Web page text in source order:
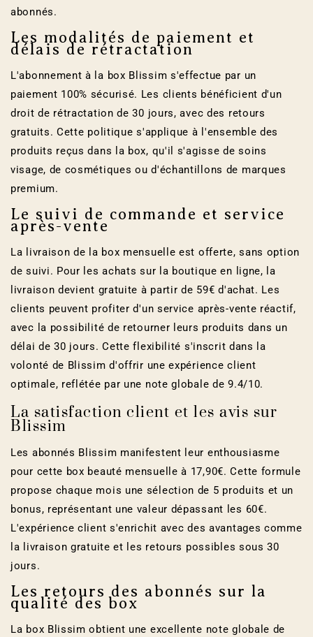
abonnés.
Les modalités de paiement et
délais de rétractation
L'abonnement à la box Blissim s'effectue par un
paiement 100% sécurisé. Les clients bénéficient d'un
droit de rétractation de 30 jours, avec des retours
gratuits. Cette politique s'applique à l'ensemble des
produits reçus dans la box, qu'il s'agisse de soins
visage, de cosmétiques ou d'échantillons de marques
premium.
Le suivi de commande et service
après-vente
La livraison de la box mensuelle est offerte, sans option
de suivi. Pour les achats sur la boutique en ligne, la
livraison devient gratuite à partir de 59€ d'achat. Les
clients peuvent profiter d'un service après-vente réactif,
avec la possibilité de retourner leurs produits dans un
délai de 30 jours. Cette flexibilité s'inscrit dans la
volonté de Blissim d'offrir une expérience client
optimale, reflétée par une note globale de 9.4/10.
La satisfaction client et les avis sur
Blissim
Les abonnés Blissim manifestent leur enthousiasme
pour cette box beauté mensuelle à 17,90€. Cette formule
propose chaque mois une sélection de 5 produits et un
bonus, représentant une valeur dépassant les 60€.
L'expérience client s'enrichit avec des avantages comme
la livraison gratuite et les retours possibles sous 30
jours.
Les retours des abonnés sur la
qualité des box
La box Blissim obtient une excellente note globale de